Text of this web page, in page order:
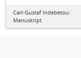
Carl-Gustaf Indebetou:
Manuskript